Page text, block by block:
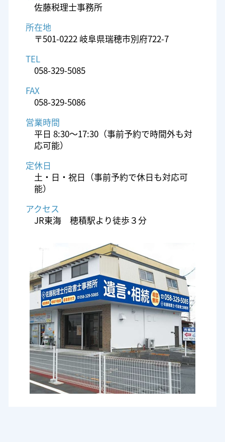
佐藤税理士事務所
所在地
〒501-0222 岐阜県瑞穂市別府722-7
TEL
058-329-5085
FAX
058-329-5086
営業時間
平日 8:30～17:30（事前予約で時間外も対
応可能）
定休日
土・日・祝日（事前予約で休日も対応可
能）
アクセス
JR東海 穂積駅より徒歩３分